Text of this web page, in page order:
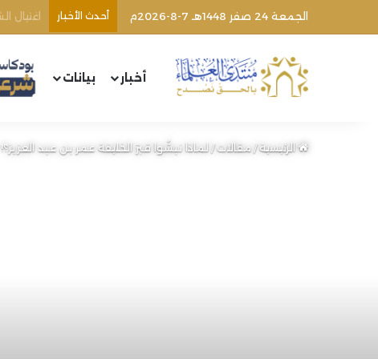
الجمعة 24 صفر 1448هـ 7-8-2026م أحدث الأخبار
أخبار بيانات
الرئيسية/مقالات/لماذا نبشُوا قبرَ الخليفة عمر بن عبد العزيز؟!